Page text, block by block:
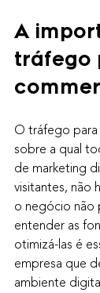
A
tráfego
O tráfego
sobre a qual
de marketing
visitantes, não
o negócio não
entender as
otimizá-las é
empresa que
ambiente